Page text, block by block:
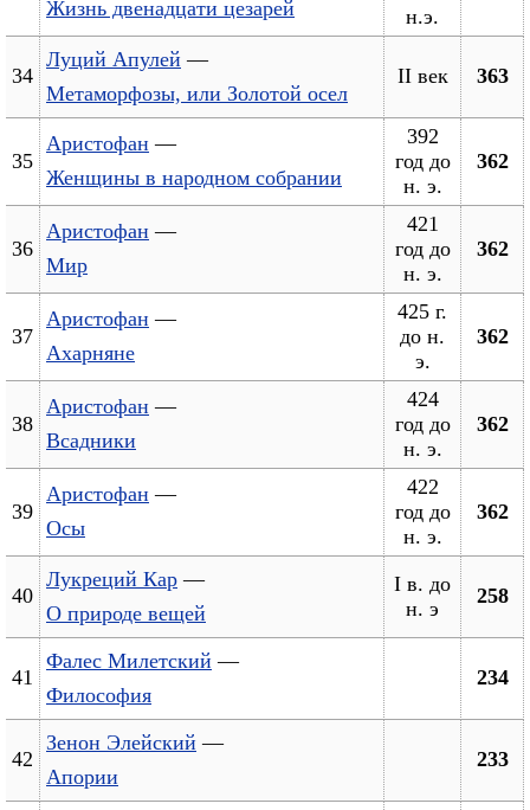
Жизнь двенадцати цезарей
н.э.
34
Луций Апулей —
Метаморфозы, или Золотой осел
II век 363
35
Аристофан —
Женщины в народном собрании
392
год до
н. э.
362
36
Аристофан —
Мир
421
год до
н. э.
362
37
Аристофан —
Ахарняне
425 г.
до н.
э.
362
38
Аристофан —
Всадники
424
год до
н. э.
362
39
Аристофан —
Осы
422
год до
н. э.
362
40
Лукреций Кар —
О природе вещей
I в. до
н. э
258
41
Фалес Милетский —
Философия
234
42
Зенон Элейский —
Апории
233